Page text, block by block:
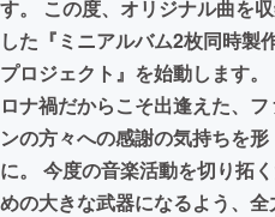
CAMPFIRE for Social
CAMPFIREふるさと納
す。 この度、オリジナル曲を
した『ミニアルバム2枚同時製
プロジェクト』を始動します。
ロナ禍だからこそ出逢えた、フ
ンの方々への感謝の気持ちを形
に。 今度の音楽活動を切り拓
めの大きな武器になるよう、全